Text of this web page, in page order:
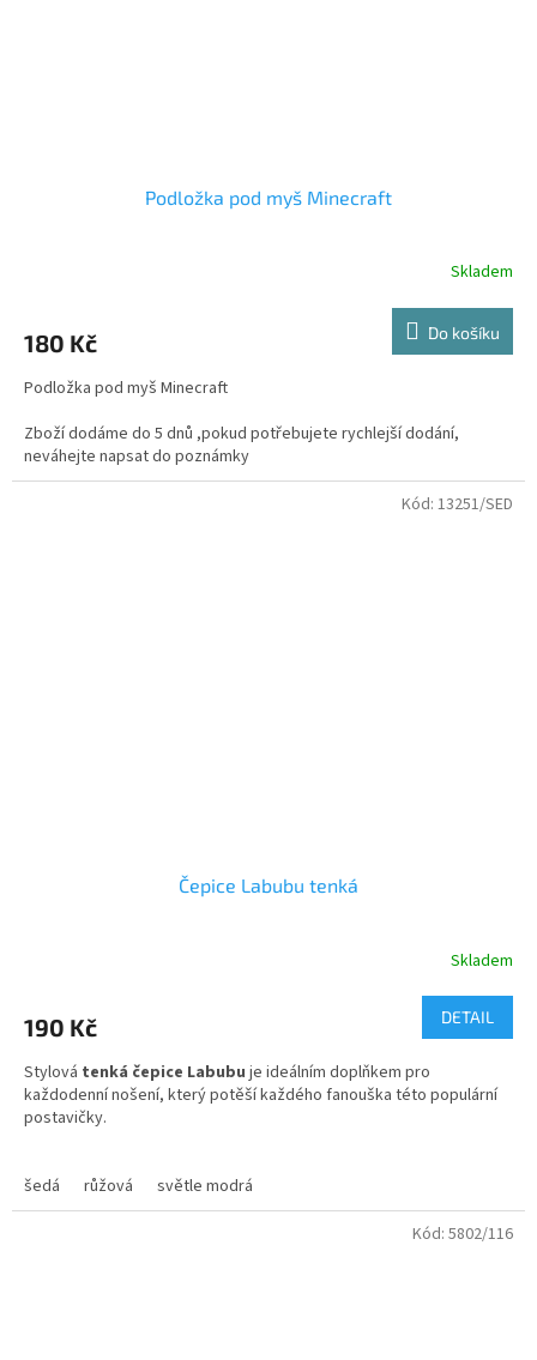
Podložka pod myš Minecraft
Skladem
180 Kč Do košíku
Podložka pod myš Minecraft
Zboží dodáme do 5 dnů ,pokud potřebujete rychlejší dodání,
neváhejte napsat do poznámky
v závěrečném kroku objednávky. Objednávku si můžete také
Čepice Labubu tenká
je
z
5
hvězdiček.
Skladem
190 Kč DETAIL
Stylová tenká čepice Labubu je ideálním doplňkem pro
každodenní nošení, který potěší každého fanouška této populární
postavičky.
šedá
růžová světle modrá
Kód: 13251/SED
Kód: 5802/116